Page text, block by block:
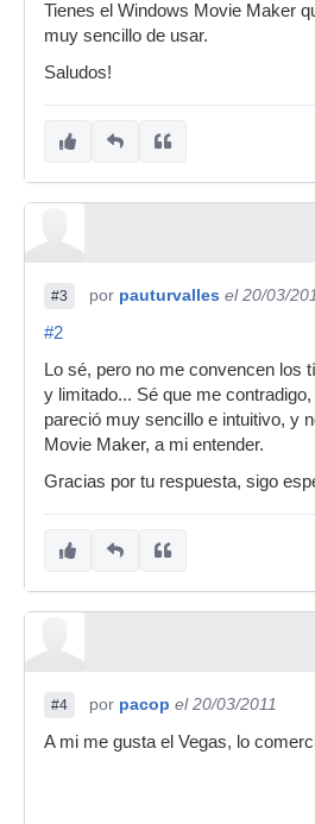
Tienes el Windows Movie Maker
muy sencillo de usar.
Saludos!
#3 por pauturvalles el 20/03/
#2
Lo sé, pero no me convencen los
y limitado... Sé que me
pareció muy sencillo e intuitivo, y
Movie Maker, a mi entender.
Gracias por tu respuesta, sigo
#4 por pacop el 20/03/2011
A mi me gusta el Vegas, lo